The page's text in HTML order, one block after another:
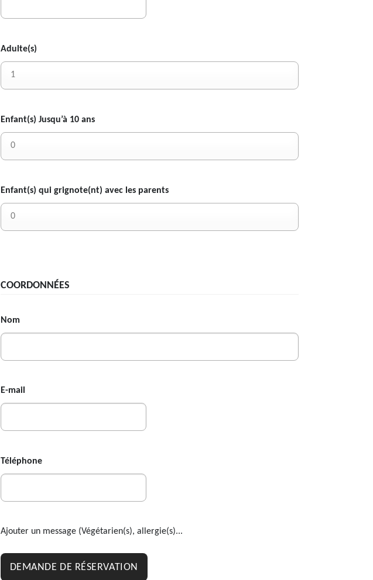
Adulte(s)
Enfant(s) Jusqu’à 10 ans
Enfant(s) qui grignote(nt) avec les parents
COORDONNÉES
Nom
E-mail
Téléphone
Ajouter un message (Végétarien(s), allergie(s)...
DEMANDE DE RÉSERVATION